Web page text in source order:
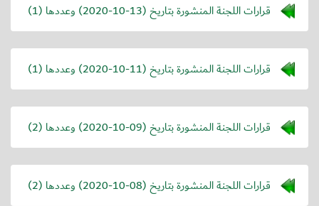
قرارات اللجنة المنشورة بتاريخ (2020-10-13) وعددها (1)
قرارات اللجنة المنشورة بتاريخ (2020-10-11) وعددها (1)
قرارات اللجنة المنشورة بتاريخ (2020-10-09) وعددها (2)
قرارات اللجنة المنشورة بتاريخ (2020-10-08) وعددها (2)